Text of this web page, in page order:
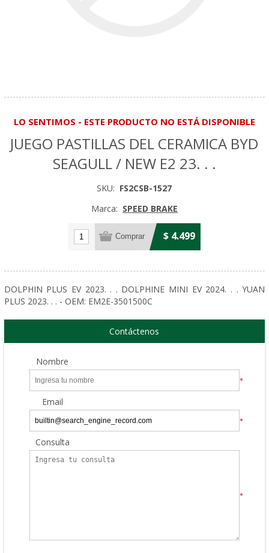
LO SENTIMOS - ESTE PRODUCTO NO ESTÁ DISPONIBLE
JUEGO PASTILLAS DEL CERAMICA BYD
SEAGULL / NEW E2 23. . .
SKU: FS2CSB-1527
Marca: SPEED BRAKE
$ 4.499
DOLPHIN PLUS EV 2023. . . DOLPHINE MINI EV 2024. . . YUAN
PLUS 2023. . . - OEM: EM2E-3501500C
Contáctenos
Nombre
*
Email
*
Consulta
*